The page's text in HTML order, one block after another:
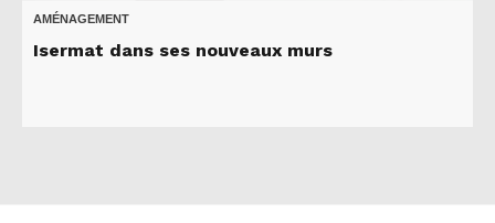
AMÉNAGEMENT
Isermat dans ses nouveaux murs